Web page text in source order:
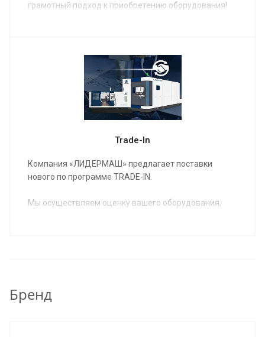
грамотный подход к приобретению оборудования!
Trade-In
Компания «ЛИДЕРМАШ» предлагает поставки
нового по программе TRADE-IN.
Мы осуществляем оценку вашего оборудования,
Бренд